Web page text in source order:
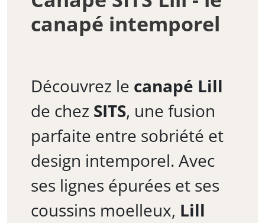
canapé intemporel
Découvrez le canapé Lill
de chez SITS, une fusion
parfaite entre sobriété et
design intemporel. Avec
ses lignes épurées et ses
coussins moelleux, Lill